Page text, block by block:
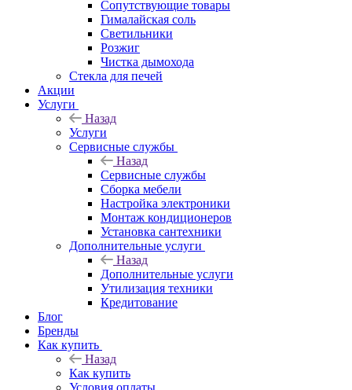
Сопутствующие товары
Гималайская соль
Светильники
Розжиг
Чистка дымохода
Стекла для печей
Акции
Услуги
Назад
Услуги
Сервисные службы
Назад
Сервисные службы
Сборка мебели
Настройка электроники
Монтаж кондиционеров
Установка сантехники
Дополнительные услуги
Назад
Дополнительные услуги
Утилизация техники
Кредитование
Блог
Бренды
Как купить
Назад
Как купить
Условия оплаты